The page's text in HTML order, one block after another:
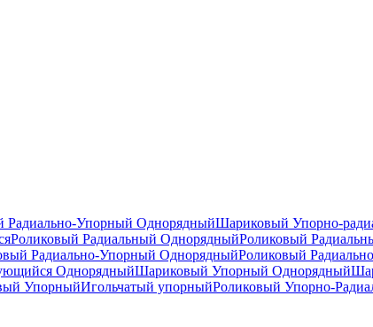
Радиально-Упорный ОднорядныйШариковый Упорно-
Роликовый Радиальный ОднорядныйРоликовый
Радиально-Упорный ОднорядныйРоликовый
ОднорядныйШариковый Упорный Однорядный
УпорныйИгольчатый упорныйРоликовый Упорно-